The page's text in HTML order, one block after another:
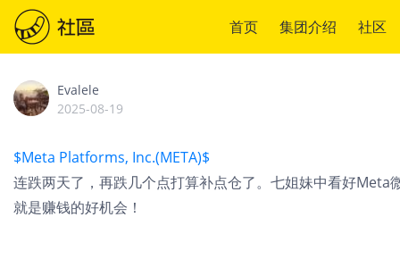
首页 集团介绍 社区
Evalele
2025-08-19
$Meta Platforms, Inc.(META)$
连跌两天了，再跌几个点打算补点仓了。七姐妹中看好
就是赚钱的好机会！